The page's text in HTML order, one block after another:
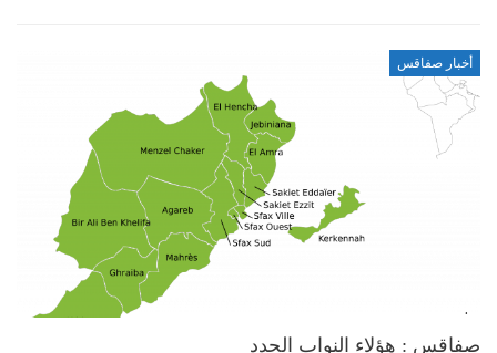
أخبار صفاقس
صفاقس : هؤلاء النواب الجدد